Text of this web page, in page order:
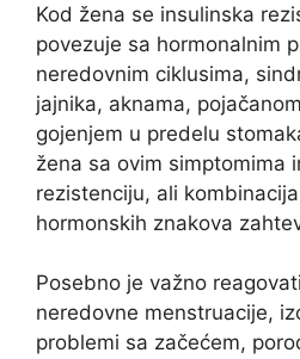
Kod žena se insulinska
povezuje sa hormonalnim
neredovnim ciklusima,
jajnika, aknama,
gojenjem u predelu
žena sa ovim simptomima
rezistenciju, ali
hormonskih znakova
Posebno je važno
neredovne menstruacije,
problemi sa začećem,